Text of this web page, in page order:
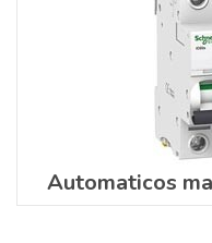
Automaticos